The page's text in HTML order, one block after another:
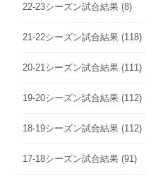
22-23シーズン試合結果 (8)
21-22シーズン試合結果 (118)
20-21シーズン試合結果 (111)
19-20シーズン試合結果 (112)
18-19シーズン試合結果 (112)
17-18シーズン試合結果 (91)